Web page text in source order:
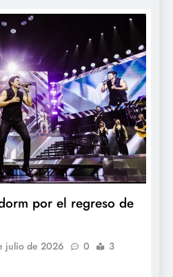
por el regreso de
julio de 2026 0
3